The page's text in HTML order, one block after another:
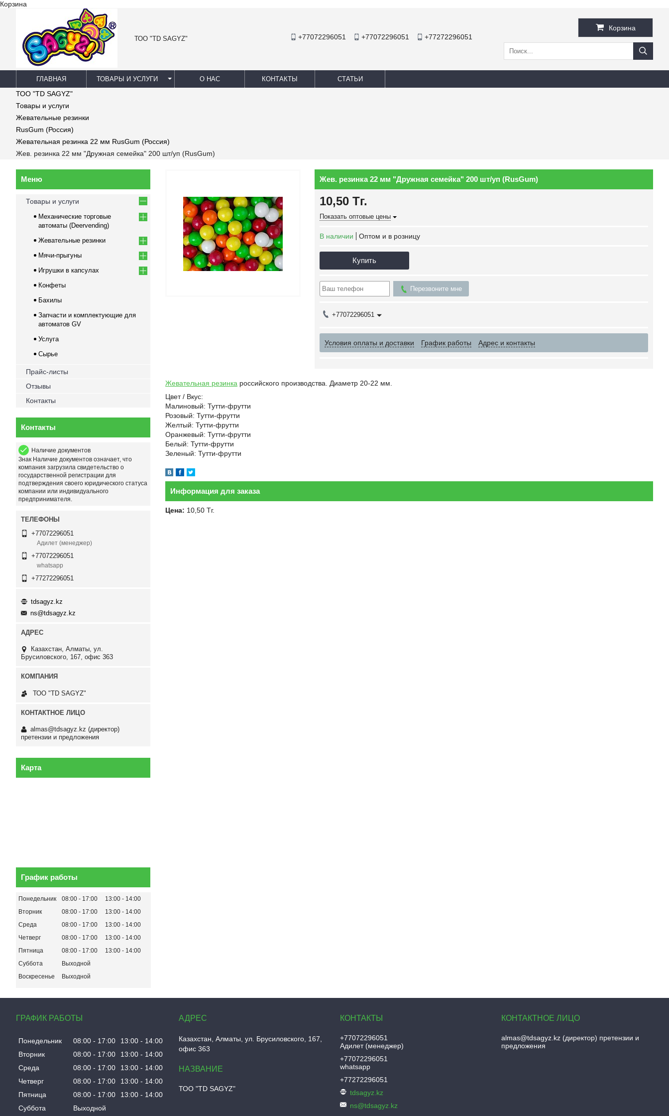
Корзина
ТОО "TD SAGYZ" +77072296051 +77072296051 +77272296051
Корзина
ГЛАВНАЯ ТОВАРЫ И УСЛУГИ О НАС КОНТАКТЫ СТАТЬИ
ТОО "TD SAGYZ"
Товары и услуги
Жевательные резинки
RusGum (Россия)
Жевательная резинка 22 мм RusGum (Россия)
Жев. резинка 22 мм "Дружная семейка" 200 шт/уп (RusGum)
Жев. резинка 22 мм "Дружная семейка" 200 шт/уп (RusGum)
10,50 Тг.
Показать оптовые цены
В наличии Оптом и в розницу
Купить
Перезвоните мне
+77072296051
Условия оплаты и доставки График работы Адрес и контакты
Жевательная резинка российского производства. Диаметр 20-22 мм.
Цвет / Вкус:
Малиновый: Тутти-фрутти
Розовый: Тутти-фрутти
Желтый: Тутти-фрутти
Оранжевый: Тутти-фрутти
Белый: Тутти-фрутти
Зеленый: Тутти-фрутти
Информация для заказа
Цена: 10,50 Тг.
Товары и услуги
Механические торговые
автоматы (Deervending)
Жевательные резинки
Мячи-прыгуны
Игрушки в капсулах
Конфеты
Бахилы
Запчасти и комплектующие для
автоматов GV
Услуга
Сырье
Прайс-листы
Отзывы
Контакты
Контакты
Наличие документов
Знак Наличие документов означает, что
компания загрузила свидетельство о
государственной регистрации для
подтверждения своего юридического статуса
компании или индивидуального
предпринимателя.
+77072296051
Адилет (менеджер)
+77072296051
whatsapp
+77272296051
tdsagyz.kz
ns@tdsagyz.kz
Казахстан Алматы ул.
Брусиловского, 167, офис 363
ТОО "TD SAGYZ"
almas@tdsagyz.kz (директор)
претензии и предложения
Карта
График работы
Понедельник 08:00 17:00 13:00
14:00
Вторник
08:00 17:00 13:00
14:00
Среда
08:00 17:00 13:00
14:00
Четверг
08:00 17:00 13:00
14:00
Пятница
08:00 17:00 13:00
14:00
Суббота
Выходной
Воскресенье
Выходной
ГРАФИК РАБОТЫ
Понедельник 08:00 17:00 13:00
14:00
Вторник
08:00 17:00 13:00
14:00
Среда
08:00 17:00 13:00
14:00
Четверг
08:00 17:00 13:00
14:00
Пятница
08:00 17:00 13:00
14:00
Суббота
Выходной
Казахстан Алматы ул. Брусиловского, 167,
офис 363
ТОО "TD SAGYZ"
+77072296051
Адилет (менеджер)
+77072296051
whatsapp
+77272296051
tdsagyz.kz
ns@tdsagyz.kz
almas@tdsagyz.kz(директор) претензии и
предложения